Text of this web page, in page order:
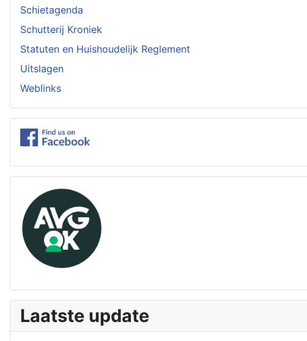
Schietagenda
Schutterij Kroniek
Statuten en Huishoudelijk Reglement
Uitslagen
Weblinks
Laatste update